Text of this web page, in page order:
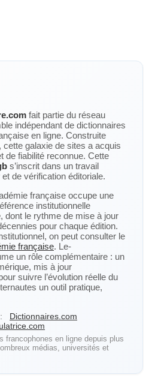
fait partie du réseau
indépendant de dictionnaires
en ligne. Construite
cette galaxie de sites a acquis
de fiabilité reconnue. Cette
s’inscrit dans un travail
de vérification éditoriale.
française occupe une
institutionnelle
dont le rythme de mise à jour
pour chaque édition.
on peut consulter le
française. Le-
un rôle complémentaire : un
mis à jour
suivre l’évolution réelle du
un outil pratique,
Dictionnaires.com
francophones en ligne depuis plus
médias, universités et